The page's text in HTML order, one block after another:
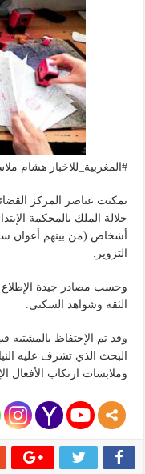
#المغربية_للاخبار هشام
تمكنت عناصر المركز
جلالة الملك بالمحكمة
أشخاص (من بينهم أعوان
التزوير.
وحسب مصادر جيدة الإطلاع
الثقة وشواهد السكنى.
وقد تم الإحتفاظ بالمشتبه
البحث الذي تشرف عليه
وملابسات ارتكاب الأفعال